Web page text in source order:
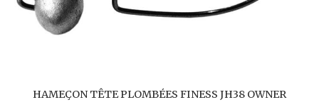
HAMEÇON TÊTE PLOMBÉES FINESS JH38 OWNER